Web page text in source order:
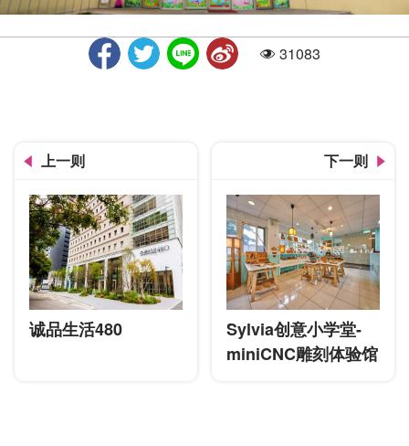
人气31083
上一则
诚品生活480
下一则
Sylvia创意小学堂-
miniCNC雕刻体验馆